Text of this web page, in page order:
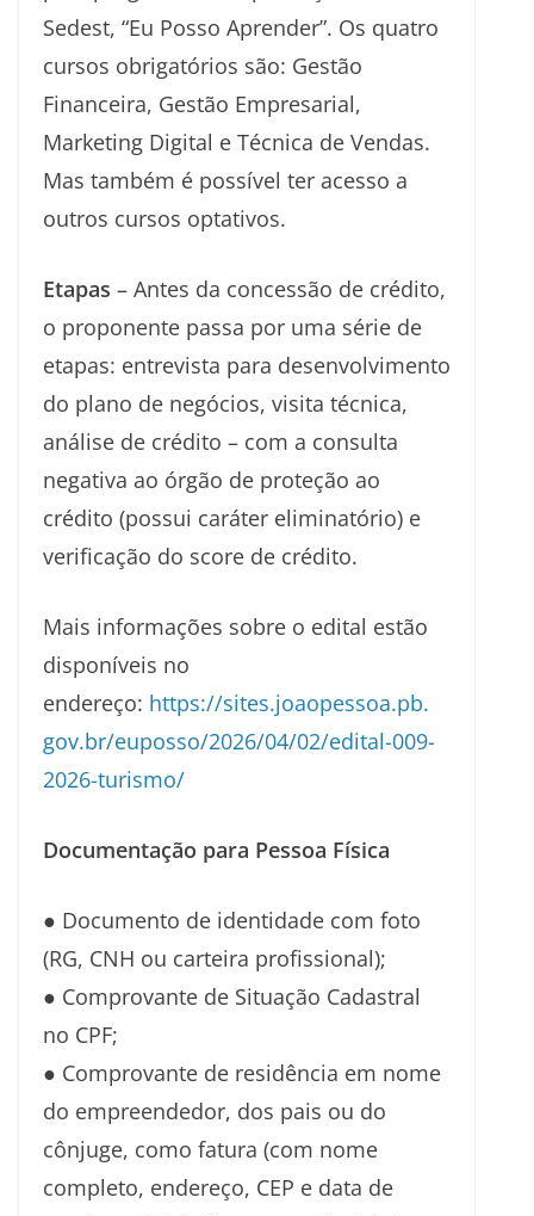
Sedest, “Eu Posso Aprender”. Os quatro
cursos obrigatórios são: Gestão
Financeira, Gestão Empresarial,
Marketing Digital e Técnica de Vendas.
Mas também é possível ter acesso a
outros cursos optativos.
Etapas – Antes da concessão de crédito,
o proponente passa por uma série de
etapas: entrevista para desenvolvimento
do plano de negócios, visita técnica,
análise de crédito – com a consulta
negativa ao órgão de proteção ao
crédito (possui caráter eliminatório) e
verificação do score de crédito.
Mais informações sobre o edital estão
disponíveis no
endereço: https://sites.joaopessoa.pb.
gov.br/euposso/2026/04/02/edital-009-
2026-turismo/
Documentação para Pessoa Física
● Documento de identidade com foto
(RG, CNH ou carteira profissional);
● Comprovante de Situação Cadastral
no CPF;
● Comprovante de residência em nome
do empreendedor, dos pais ou do
cônjuge, como fatura (com nome
completo, endereço, CEP e data de